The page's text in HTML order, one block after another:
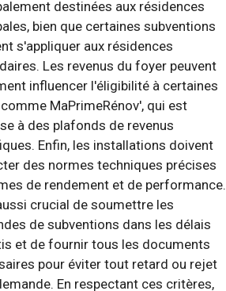
destinées aux résidences
bien que certaines subventions
s'appliquer aux résidences
Les revenus du foyer peuvent
influencer l'éligibilité à certaines
MaPrimeRénov', qui est
à des plafonds de revenus
Enfin, les installations doivent
des normes techniques précises
de rendement et de performance.
crucial de soumettre les
de subventions dans les délais
et de fournir tous les documents
pour éviter tout retard ou rejet
En respectant ces critères,